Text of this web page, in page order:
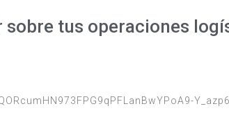
sobre tus operaciones